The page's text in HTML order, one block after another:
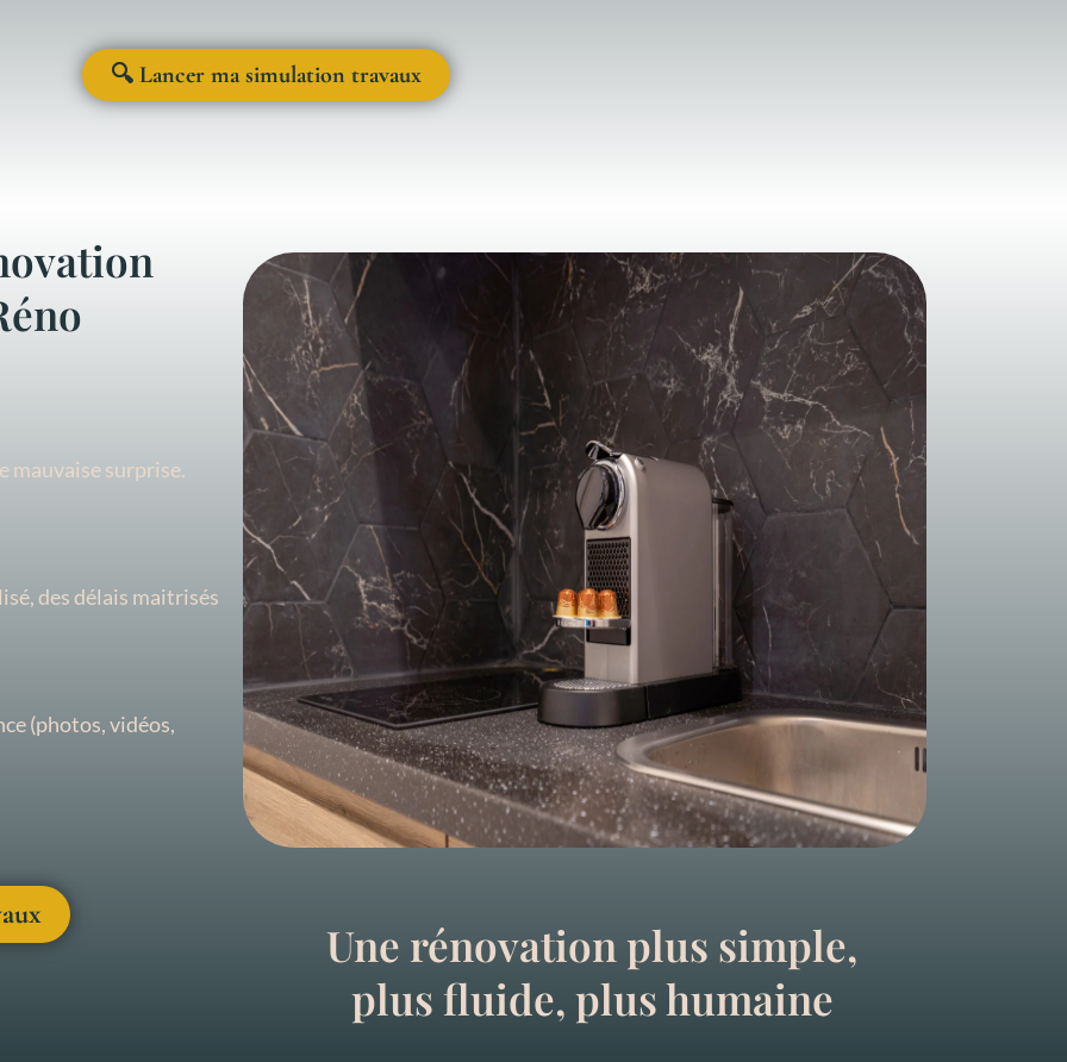
🔍 Lancer ma simulation travaux
mauvaise surprise.
des délais maitrisés
(photos, vidéos,
Une rénovation plus simple,
plus fluide, plus humaine